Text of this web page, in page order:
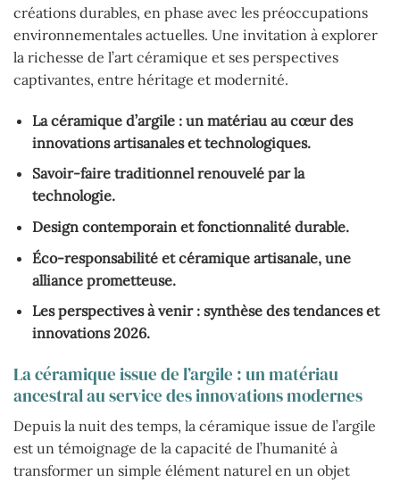
créations durables, en phase avec les préoccupations
environnementales actuelles. Une invitation à explorer
la richesse de l’art céramique et ses perspectives
captivantes, entre héritage et modernité.
La céramique d’argile : un matériau au cœur des
innovations artisanales et technologiques.
Savoir-faire traditionnel renouvelé par la
technologie.
Design contemporain et fonctionnalité durable.
Éco-responsabilité et céramique artisanale, une
alliance prometteuse.
Les perspectives à venir : synthèse des tendances et
innovations 2026.
La céramique issue de l’argile : un matériau
ancestral au service des innovations modernes
Depuis la nuit des temps, la céramique issue de l’argile
est un témoignage de la capacité de l’humanité à
transformer un simple élément naturel en un objet